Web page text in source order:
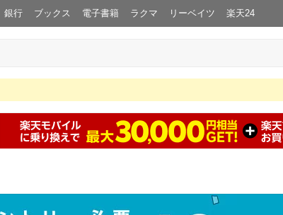
銀行 ブックス 電子書籍 ラクマ リーベイツ 楽天24